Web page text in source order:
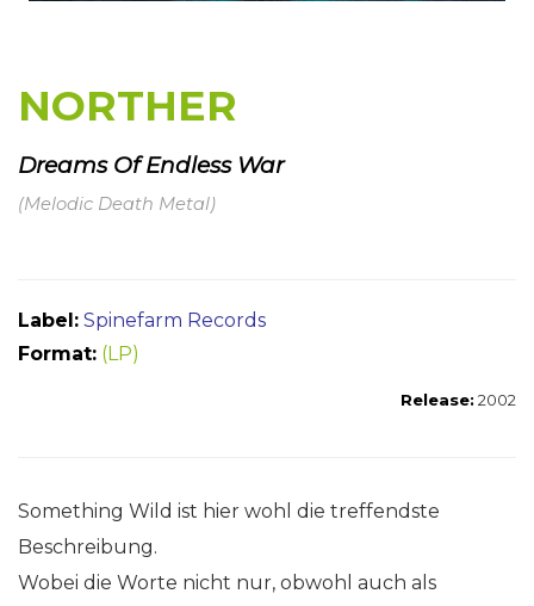
NORTHER
Dreams Of Endless War
(Melodic Death Metal)
Label: Spinefarm Records
Format: (LP)
Release: 2002
Something Wild ist hier wohl die treffendste
Beschreibung.
Wobei die Worte nicht nur, obwohl auch als